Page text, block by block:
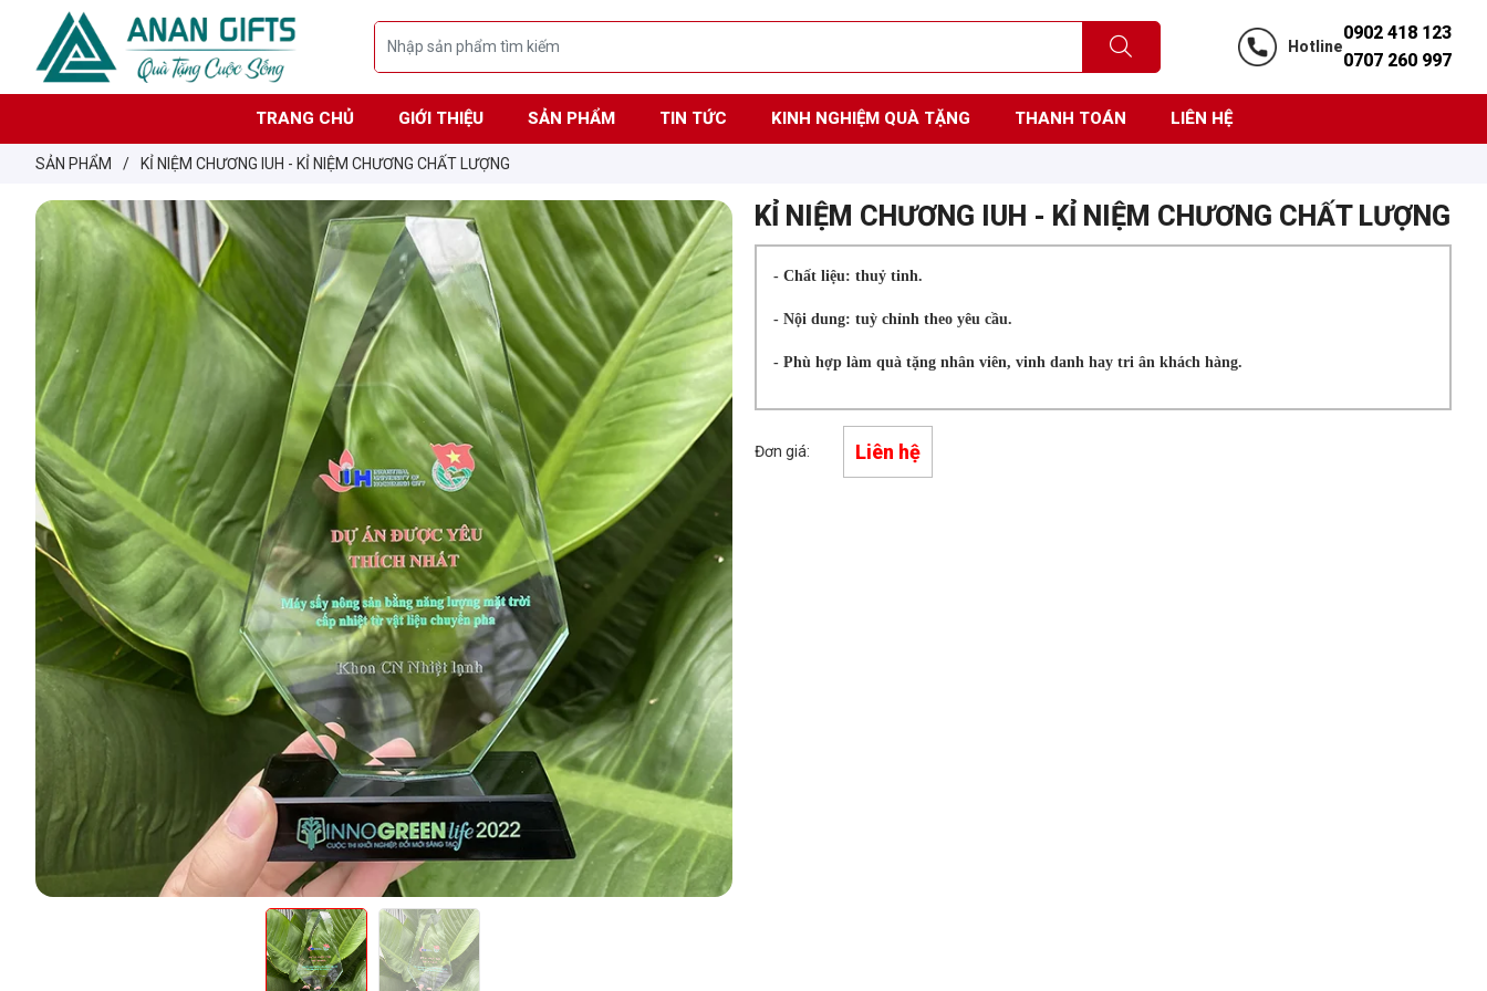
Hotline
0902 418 123
0707 260 997
TRANG CHỦ GIỚI THIỆU SẢN PHẨM TIN TỨC KINH NGHIỆM QUÀ TẶNG THANH TOÁN LIÊN HỆ
SẢN PHẨM / KỈ NIỆM CHƯƠNG IUH - KỈ NIỆM CHƯƠNG CHẤT LƯỢNG
KỈ NIỆM CHƯƠNG IUH - KỈ NIỆM CHƯƠNG CHẤT LƯỢNG
- Chất liệu: thuỷ tinh.
- Nội dung: tuỳ chỉnh theo yêu cầu.
- Phù hợp làm quà tặng nhân viên, vinh danh hay tri ân khách hàng.
Đơn giá: Liên hệ